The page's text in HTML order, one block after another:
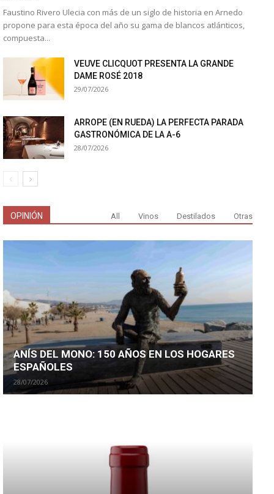
Faustino Rivero Ulecia con más de un siglo de historia en Arnedo
propone para esta época del año su gama de blancos atlánticos,
compuesta...
VEUVE CLICQUOT PRESENTA LA GRANDE
DAME ROSÉ 2018
29/07/2026
ARROPE (EN RUEDA) LA PERFECTA PARADA
GASTRONÓMICA DE LA A-6
28/07/2026
OPINIÓN All Vinos Destilados Otras
ANÍS DEL MONO: 150 AÑOS EN LOS HOGARES
ESPAÑOLES
28/07/2026